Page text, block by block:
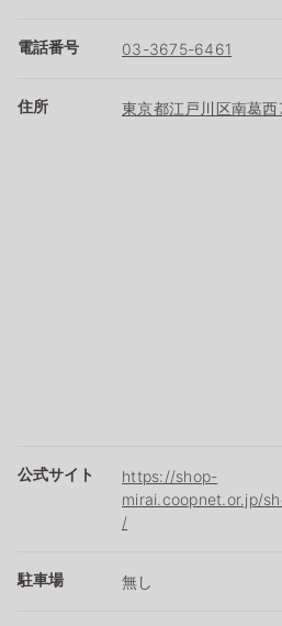
電話番号 03-3675-6461
住所 東京都江戸川区南葛西
公式サイト
https://shop-
mirai.coopnet.or.jp/
/
駐車場 無し